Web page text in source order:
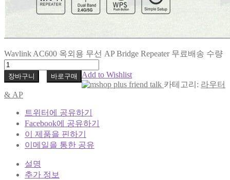
Wavlink AC600 옥외용 무선 AP Bridge Repeater 무료배송 수량
장바구니 바로구매
Add to Wishlist
카테고리: 라우터
& AP
트위터에 공유하기
Facebook에 공유하기
이 제품을 핀하기
이메일을 통한 공유
설명
추가 정보